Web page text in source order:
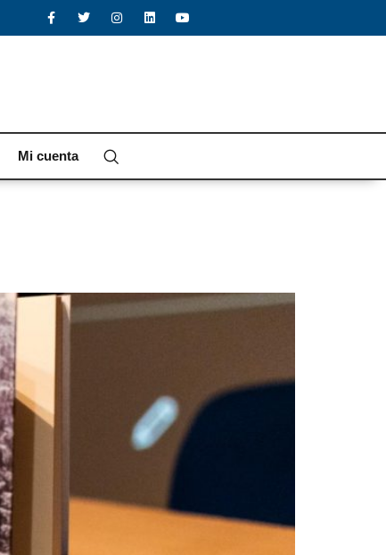
Mi cuenta